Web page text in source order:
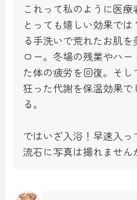
これって私のように医療
とっても嬉しい効果で
る手洗いで荒れたお肌を
ロー。冬場の残業やハー
た体の疲労を回復。そ
狂った代謝を保温効果で
る。
ではいざ入浴！早速入っ
流石に写真は撮れません